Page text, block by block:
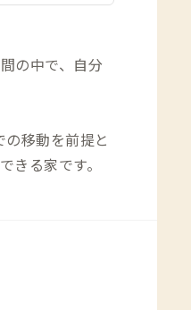
の中で、自分
移動を前提と
る家です。